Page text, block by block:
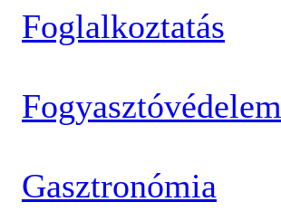
Foglalkoztatás
Fogyasztóvédelem
Gasztronómia